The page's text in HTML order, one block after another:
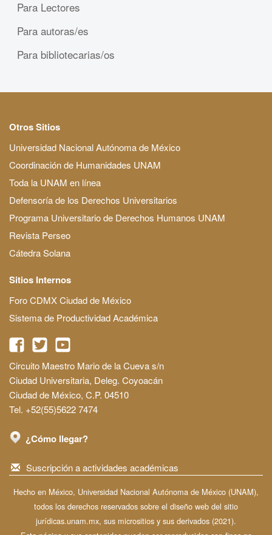
Para Lectores
Para autoras/es
Para bibliotecarias/os
Otros Sitios
Universidad Nacional Autónoma de México
Coordinación de Humanidades UNAM
Toda la UNAM en línea
Defensoría de los Derechos Universitarios
Programa Universitario de Derechos Humanos UNAM
Revista Perseo
Cátedra Solana
Sitios Internos
Foro CDMX Ciudad de México
Sistema de Productividad Académica
Circuito Maestro Mario de la Cueva s/n
Ciudad Universitaria, Deleg. Coyoacán
Ciudad de México, C.P. 04510
Tel. +52(55)5622 7474
¿Cómo llegar?
Suscripción a actividades académicas
Hecho en México, Universidad Nacional Autónoma de México (UNAM),
todos los derechos reservados sobre el diseño web del sitio
jurídicas.unam.mx, sus micrositios y sus derivados (2021).